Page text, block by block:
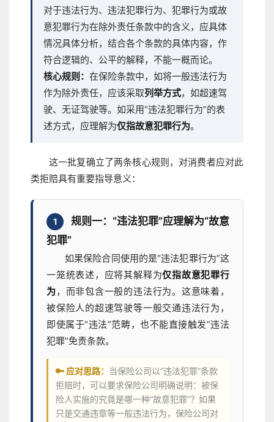
对于违法行为、违法犯罪行为、犯罪行为或故
意犯罪行为在除外责任条款中的含义，应具体
情况具体分析，结合各个条款的具体内容，作
符合逻辑的、公平的解释，不能一概而论。
核心规则： 在保险条款中，如将一般违法行为
作为除外责任，应该采取列举方式，如超速驾
驶、无证驾驶等。如采用“违法犯罪行为”的表
述方式，应理解为仅指故意犯罪行为。
这一批复确立了两条核心规则，对消费者应对此
类拒赔具有重要指导意义：
1
规则一：“违法犯罪”应理解为“故意
犯罪”
如果保险合同使用的是“违法犯罪行为”这
一笼统表述，应将其解释为仅指故意犯罪行
为 ，而非包含一般的违法行为。这意味着，
被保险人的超速驾驶等一般交通违法行为，
即使属于“违法”范畴，也不能直接触发“违法
犯罪”免责条款。
🔑 应对思路：
当保险公司以“违法犯罪”条款
拒赔时，可以要求保险公司明确说明：被保
险人实施的究竟是哪一种“故意犯罪”？如果
只是交通违章等一般违法行为，保险公司对